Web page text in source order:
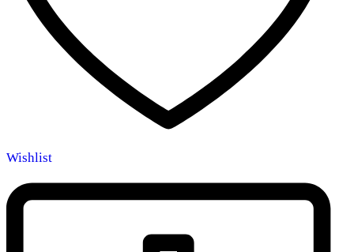
Wishlist